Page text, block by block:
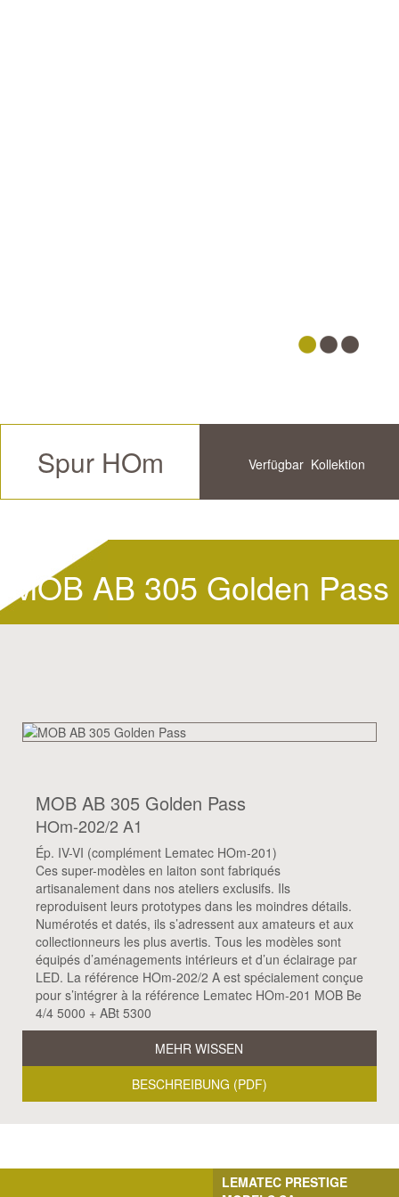
Spur HOm Verfügbar Kollektion
MOB AB 305 Golden Pass
MOB AB 305 Golden Pass
HOm-202/2 A1
Ép. IV-VI (complément Lematec HOm-201)
Ces super-modèles en laiton sont fabriqués
artisanalement dans nos ateliers exclusifs. Ils
reproduisent leurs prototypes dans les moindres détails.
Numérotés et datés, ils s’adressent aux amateurs et aux
collectionneurs les plus avertis. Tous les modèles sont
équipés d’aménagements intérieurs et d’un éclairage par
LED. La référence HOm-202/2 A est spécialement conçue
pour s’intégrer à la référence Lematec HOm-201 MOB Be
4/4 5000 + ABt 5300
MEHR WISSEN
BESCHREIBUNG (PDF)
LEMATEC PRESTIGE